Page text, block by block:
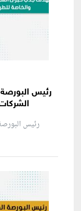
رئيس
رئيس